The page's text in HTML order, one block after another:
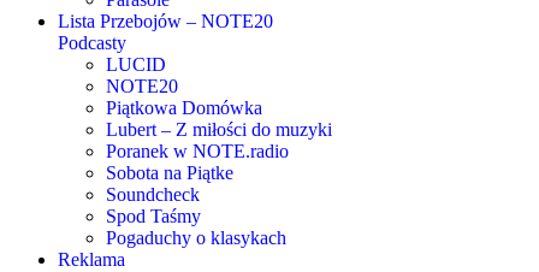
Lista Przebojów – NOTE20
Podcasty
LUCID
NOTE20
Piątkowa Domówka
Lubert – Z miłości do muzyki
Poranek w NOTE.radio
Sobota na Piątke
Soundcheck
Spod Taśmy
Pogaduchy o klasykach
Reklama